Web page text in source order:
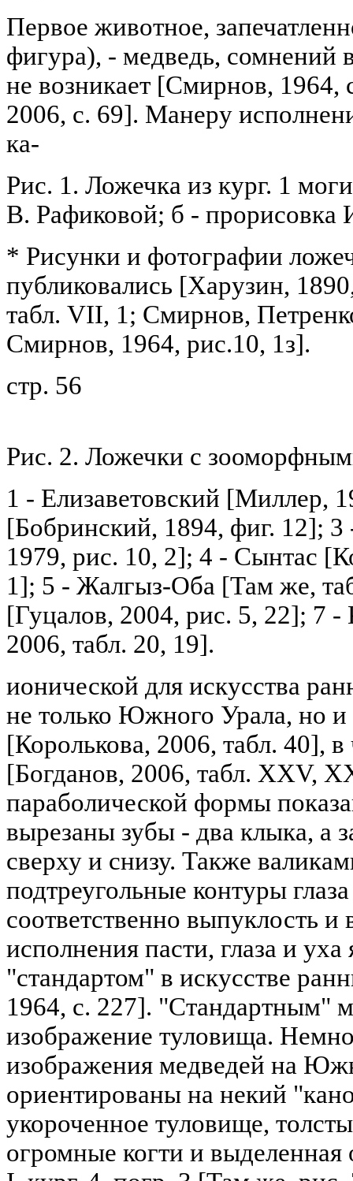
Первое животное,
фигура), - медведь, сомнений
не возникает [Смирнов, 1964,
2006, с. 69]. Манеру
ка-
Рис. 1. Ложечка из кург. 1
В. Рафиковой; б -
* Рисунки и фотографии
публиковались [Харузин,
табл. VII, 1; Смирнов,
Смирнов, 1964, рис.10, 1з].
стр. 56
Рис. 2. Ложечки с
1 - Елизаветовский [Миллер,
[Бобринский, 1894, фиг. 12]; 3
1979, рис. 10, 2]; 4 - Сынтас
1]; 5 - Жалгыз-Оба [Там же,
[Гуцалов, 2004, рис. 5, 22]; 7
2006, табл. 20, 19].
ионической для искусства
не только Южного Урала, но и
[Королькова, 2006, табл. 40],
[Богданов, 2006, табл. XXV,
параболической формы
вырезаны зубы - два клыка, а
сверху и снизу. Также
подтреугольные контуры
соответственно выпуклость
исполнения пасти, глаза и уха
"стандартом" в искусстве
1964, с. 227]. "Стандартным"
изображение туловища.
изображения медведей на
ориентированы на некий
укороченное туловище,
огромные когти и